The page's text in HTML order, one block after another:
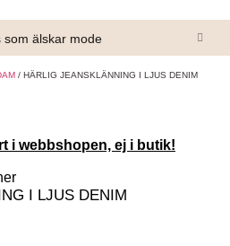
som älskar mode
/ HÄRLIG JEANSKLÄNNING I LJUS DENIM
i webbshopen, ej i butik!
I LJUS DENIM